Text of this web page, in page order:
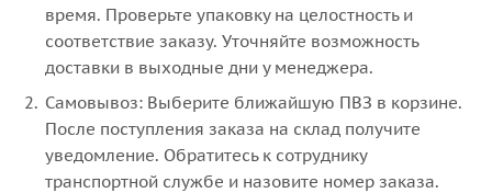
время. Проверьте упаковку на целостность и
соответствие заказу. Уточняйте возможность
доставки в выходные дни у менеджера.
Самовывоз: Выберите ближайшую ПВЗ в корзине.
После поступления заказа на склад получите
уведомление. Обратитесь к сотруднику
транспортной службе и назовите номер заказа.